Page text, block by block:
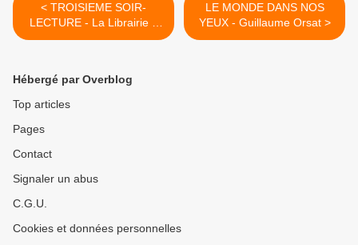
< TROISIEME SOIR-
LECTURE - La Librairie à
côté
LE MONDE DANS NOS
YEUX - Guillaume Orsat >
Hébergé par Overblog
Top articles
Pages
Contact
Signaler un abus
C.G.U.
Cookies et données personnelles